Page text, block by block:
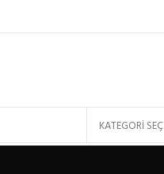
KATEGORI SEÇ